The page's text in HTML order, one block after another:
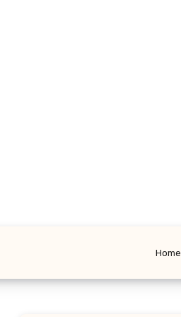
Home